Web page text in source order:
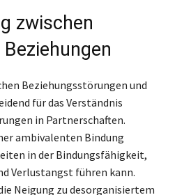
zwischen
Beziehungsstörungen und
für das Verständnis
in Partnerschaften.
ambivalenten Bindung
in der Bindungsfähigkeit,
Verlustangst führen kann.
Neigung zu desorganisiertem